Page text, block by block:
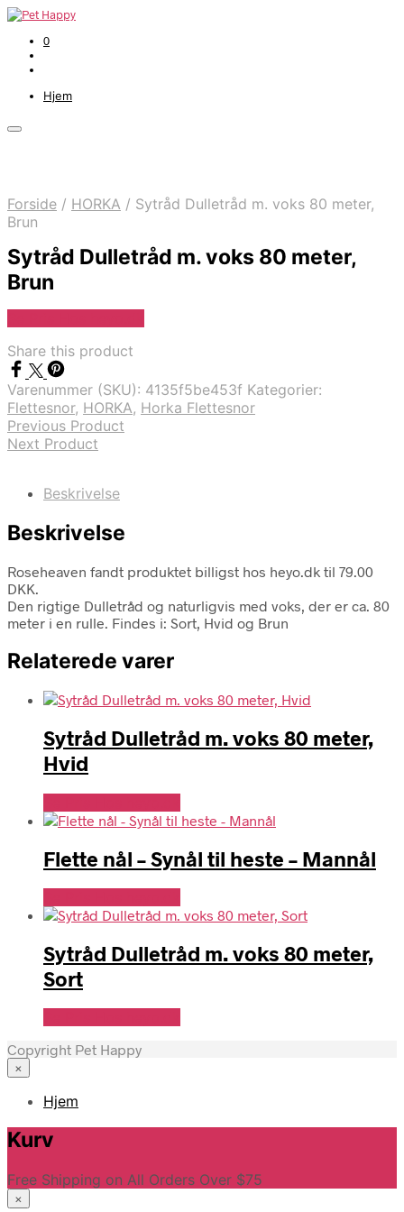
0
Hjem
Forside / HORKA / Sytråd Dulletråd m. voks 80 meter,
Brun
Sytråd Dulletråd m. voks 80 meter,
Brun
Share this product
Varenummer (SKU): 4135f5be453f Kategorier:
Flettesnor, HORKA, Horka Flettesnor
Previous Product
Next Product
Beskrivelse
Beskrivelse
Roseheaven fandt produktet billigst hos heyo.dk til 79.00
DKK.
Den rigtige Dulletråd og naturligvis med voks, der er ca. 80
meter i en rulle. Findes i: Sort, Hvid og Brun
Relaterede varer
Sytråd Dulletråd m. voks 80 meter,
Hvid
Flette nål – Synål til heste – Mannål
Sytråd Dulletråd m. voks 80 meter,
Sort
Copyright Pet Happy
×
Hjem
Kurv
Free Shipping on All Orders Over $75
×